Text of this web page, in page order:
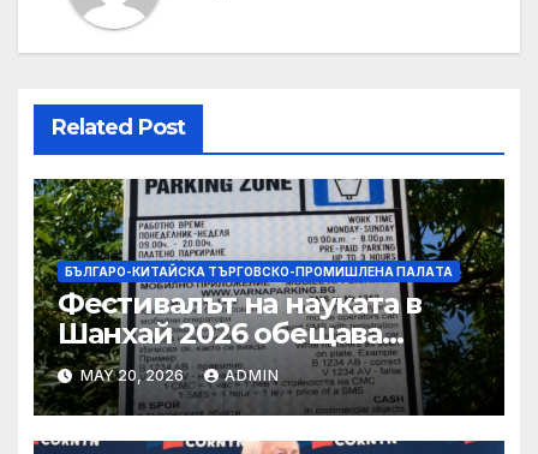
Related Post
БЪЛГАРО-КИТАЙСКА ТЪРГОВСКО-ПРОМИШЛЕНА ПАЛAТА
Фестивалът на науката в
Шанхай 2026 обещава
вълнуващи научно-
технологични иновации
MAY 20, 2026 ADMIN